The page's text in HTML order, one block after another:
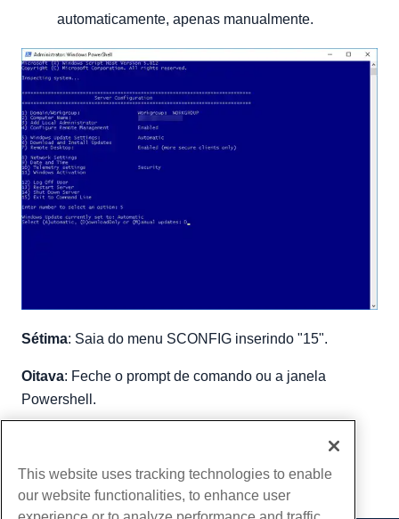
automaticamente, apenas manualmente.
Sétima: Saia do menu SCONFIG inserindo "15".
Oitava: Feche o prompt de comando ou a janela
Powershell.
cópia de URL
This website uses tracking technologies to enable
our website functionalities, to enhance user